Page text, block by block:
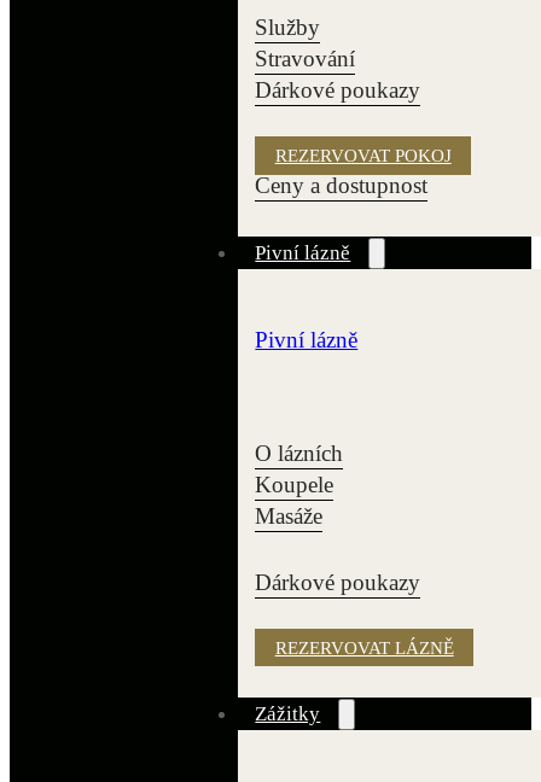
Služby
Stravování
Dárkové poukazy
REZERVOVAT POKOJ
Ceny a dostupnost
Pivní lázně
Pivní lázně
O lázních
Koupele
Masáže
Dárkové poukazy
REZERVOVAT LÁZNĚ
Zážitky